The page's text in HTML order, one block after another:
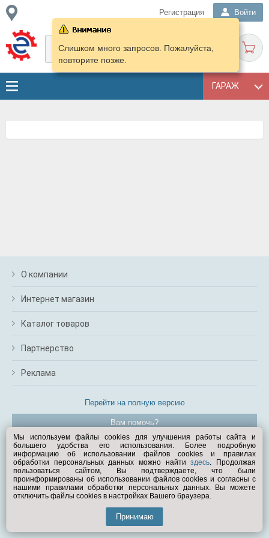
Регистрация Войти
ГАРАЖ
Слишком много запросов. Пожалуйста,
повторите позже.
О компании
Интернет магазин
Каталог товаров
Партнерство
Реклама
Перейти на полную версию
Вам помочь?
© Exist.ru 1998—2026
Мы используем файлы cookies для улучшения работы сайта и
большего удобства его использования. Более подробную
информацию об использовании файлов cookies и правилах
обработки персональных данных можно найтиздесь. Продолжая
пользоваться сайтом, Вы подтверждаете, что были
проинформированы об использовании файлов cookies и согласны с
нашими правилами обработки персональных данных. Вы можете
отключить файлы cookies в настройках Вашего браузера.
Принимаю